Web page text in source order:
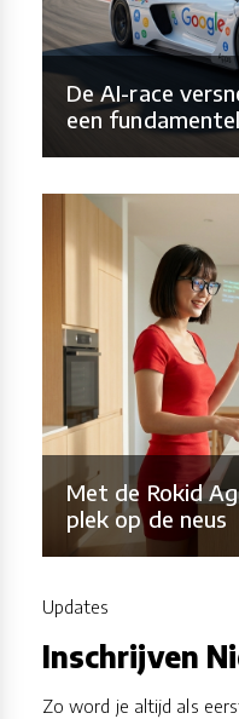
De AI-race
een
Met de Rokid
plek op de neus
Updates
Inschrijven
Zo word je altijd als